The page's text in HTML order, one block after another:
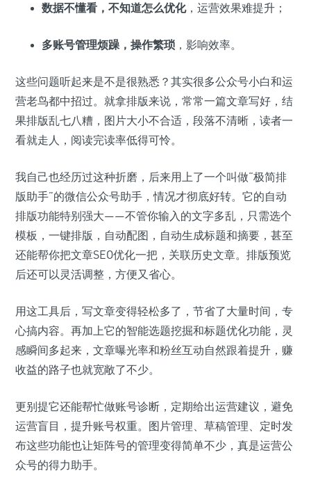
数据不懂看，不知道怎么优化，运营效果难提升；
多账号管理烦躁，操作繁琐 ，影响效率。
这些问题听起来是不是很熟悉？其实很多公众号小白和运
营老鸟都中招过。就拿排版来说，常常一篇文章写好，结
果排版乱七八糟，图片大小不合适，段落不清晰，读者一
看就走人，阅读完读率低得可怜。
我自己也经历过这种折磨，后来用上了一个叫做“极简排
版助手”的微信公众号助手，情况才彻底好转。它的自动
排版功能特别强大——不管你输入的文字多乱，只需选个
模板，一键排版，自动配图，自动生成标题和摘要，甚至
还能帮你把文章SEO优化一把，关联历史文章。排版预览
后还可以灵活调整，方便又省心。
用这工具后，写文章变得轻松多了，节省了大量时间，专
心搞内容。再加上它的智能选题挖掘和标题优化功能，灵
感瞬间多起来，文章曝光率和粉丝互动自然跟着提升，赚
收益的路子也就宽敞了不少。
更别提它还能帮忙做账号诊断，定期给出运营建议，避免
运营盲目，提升账号权重。图片管理、草稿管理、定时发
布这些功能也让矩阵号的管理变得简单不少，真是运营公
众号的得力助手。